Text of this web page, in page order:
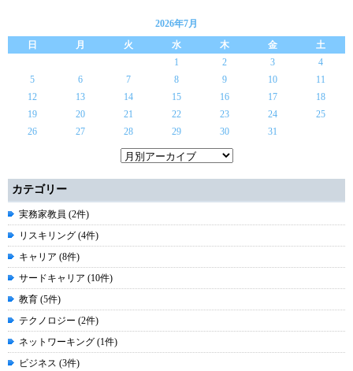
2026年7月
日
月 火 水 木 金
土
1
2 3
4
5
6 7 8 9 10
11
12
13 14 15 16 17
18
19
20 21 22 23 24
25
26
27 28 29 30 31
カテゴリー
実務家教員 (2件)
リスキリング (4件)
キャリア (8件)
サードキャリア (10件)
教育 (5件)
テクノロジー (2件)
ネットワーキング (1件)
ビジネス (3件)